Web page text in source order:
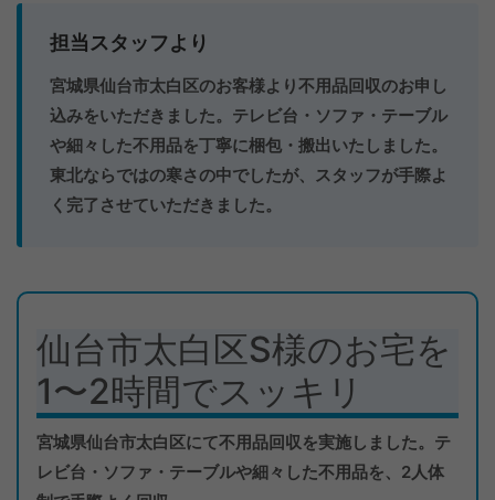
担当スタッフより
宮城県仙台市太白区のお客様より不用品回収のお申し
込みをいただきました。テレビ台・ソファ・テーブル
や細々した不用品を丁寧に梱包・搬出いたしました。
東北ならではの寒さの中でしたが、スタッフが手際よ
く完了させていただきました。
仙台市太白区S様のお宅を
1〜2時間でスッキリ
宮城県仙台市太白区にて不用品回収を実施しました。テ
レビ台・ソファ・テーブルや細々した不用品を、2人体